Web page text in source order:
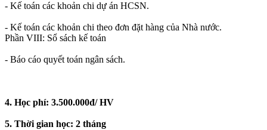
- Kế toán các khoản chi dự án HCSN.
- Kế toán các khoản chi theo đơn đặt hàng của Nhà nước.
Phần VIII: Sổ sách kế toán
- Báo cáo quyết toán ngân sách.
4. Học phí: 3.500.000đ/ HV
5. Thời gian học: 2 tháng